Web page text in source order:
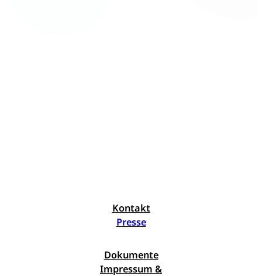
Kontakt
Presse
Dokumente
Impressum &